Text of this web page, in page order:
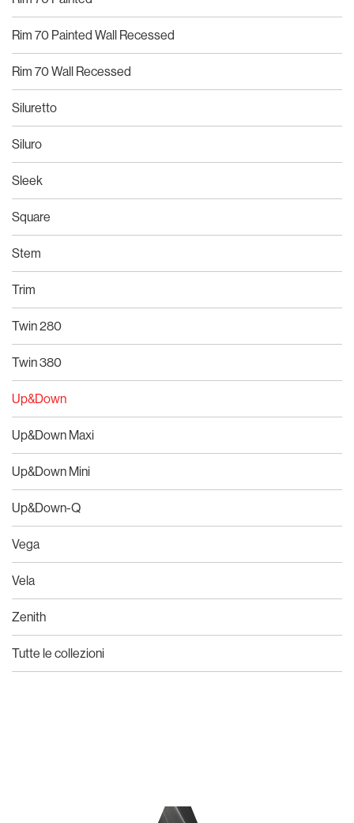
Rim 70 Painted Wall Recessed
Rim 70 Wall Recessed
Siluretto
Siluro
Sleek
Square
Stem
Trim
Twin 280
Twin 380
Up&Down
Up&Down Maxi
Up&Down Mini
Up&Down-Q
Vega
Vela
Zenith
Tutte le collezioni